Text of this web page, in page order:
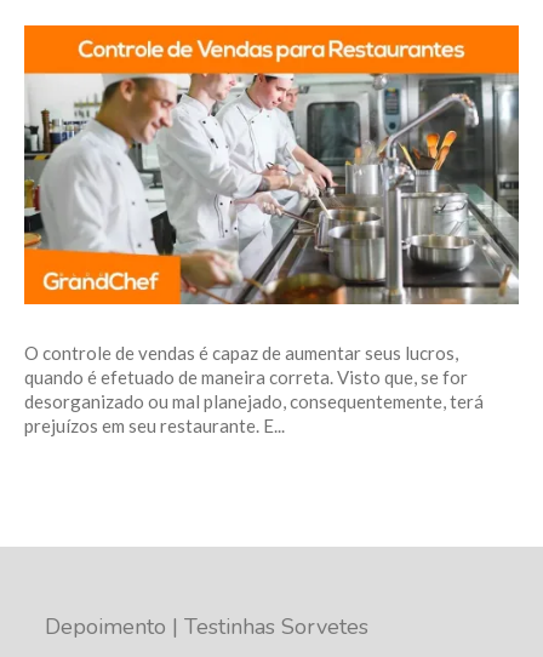
O controle de vendas é capaz de aumentar seus lucros,
quando é efetuado de maneira correta. Visto que, se for
desorganizado ou mal planejado, consequentemente, terá
prejuízos em seu restaurante. E...
Depoimento | Testinhas Sorvetes